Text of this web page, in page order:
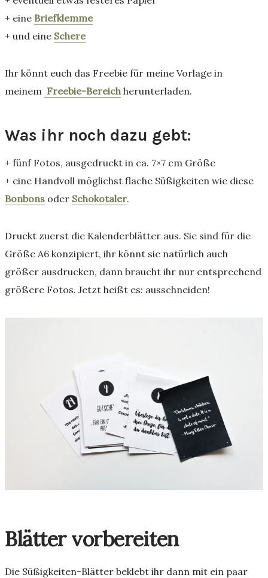
+ eine Briefklemme
+ und eine Schere
Ihr könnt euch das Freebie für meine Vorlage in
meinem Freebie-Bereichherunterladen.
Was ihr noch dazu gebt:
+ fünf Fotos, ausgedruckt in ca. 7×7 cm Größe
+ eine Handvoll möglichst flache Süßigkeiten wie diese
Bonbons oder Schokotaler.
Druckt zuerst die Kalenderblätter aus. Sie sind für die
Größe A6 konzipiert, ihr könnt sie natürlich auch
größer ausdrucken, dann braucht ihr nur entsprechend
größere Fotos. Jetzt heißt es: ausschneiden!
Blätter vorbereiten
Die Süßigkeiten-Blätter beklebt ihr dann mit ein paar